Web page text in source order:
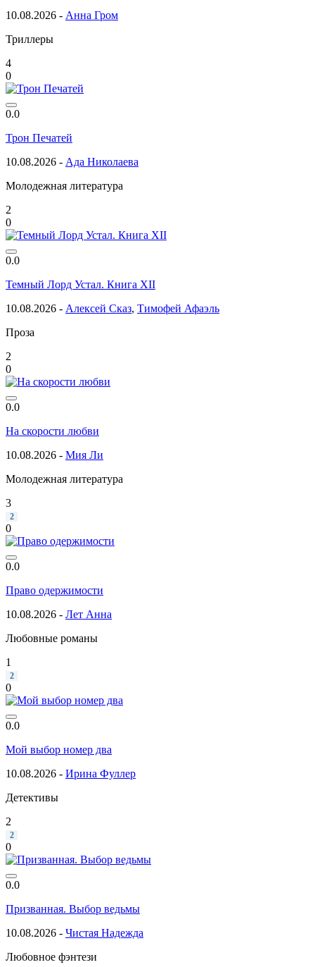
10.08.2026 - Анна Гром
Триллеры
4
0
0.0
Трон Печатей
10.08.2026 - Ада Николаева
Молодежная литература
2
0
0.0
Темный Лорд Устал. Книга XII
10.08.2026 - Алексей Сказ, Тимофей Афаэль
Проза
2
0
0.0
На скорости любви
10.08.2026 - Мия Ли
Молодежная литература
3
2
0
0.0
Право одержимости
10.08.2026 - Лет Анна
Любовные романы
1
2
0
0.0
Мой выбор номер два
10.08.2026 - Ирина Фуллер
Детективы
2
2
0
0.0
Призванная. Выбор ведьмы
10.08.2026 - Чистая Надежда
Любовное фэнтези